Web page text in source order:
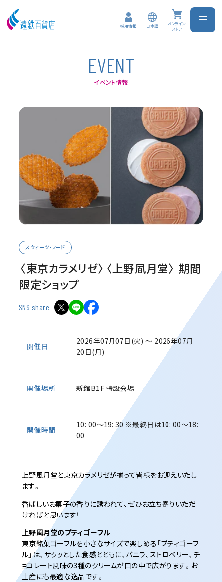
採用情報 日本語
オンライン
ストア
EVENT
イベント情報
スウィーツ・フード
〈東京カラメリゼ〉〈上野凮月堂〉 期間
限定ショップ
SNS share
開催日
2026年07月07日(火) ～ 2026年07月
20日(月)
開催場所 新館B1F 特設会場
開催時間
10: 00～19: 30 ※最終日は10: 00～18:
00
上野風月堂と東京カラメリゼが揃って皆様をお迎えいたし
ます。
香ばしいお菓子の香りに誘われて、ぜひお立ち寄りいただ
ければと思います！
上野風月堂のプティゴーフル
東京銘菓ゴーフルを小さなサイズで楽しめる「プティゴーフ
ル」は、サクッとした食感とともに、バニラ、ストロベリー、チ
ョコレート風味の3種のクリームが口の中で広がります。お
土産にも最適な逸品です。